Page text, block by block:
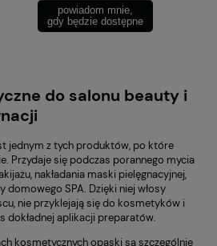
powiadom mnie,
gdy będzie dostępne
do salonu beauty i
jednym z tych produktów, po które
Przydaje się podczas porannego mycia
nakładania maski pielęgnacyjnej,
domowego SPA. Dzięki niej włosy
nie przyklejają się do kosmetyków i
dokładnej aplikacji preparatów.
kosmetycznych opaski są szczególnie